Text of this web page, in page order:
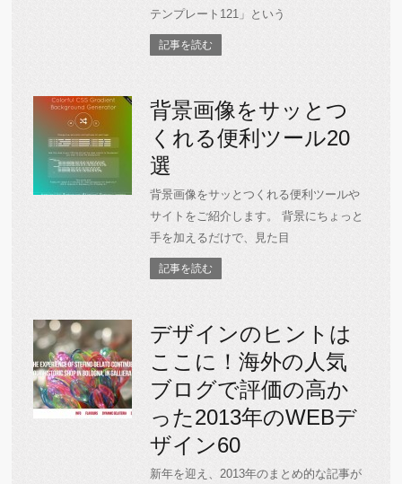
テンプレート121」という
記事を読む
背景画像をサッとつ
くれる便利ツール20
選
背景画像をサッとつくれる便利ツールや
サイトをご紹介します。 背景にちょっと
手を加えるだけで、見た目
記事を読む
デザインのヒントは
ここに！海外の人気
ブログで評価の高か
った2013年のWEBデ
ザイン60
新年を迎え、2013年のまとめ的な記事が